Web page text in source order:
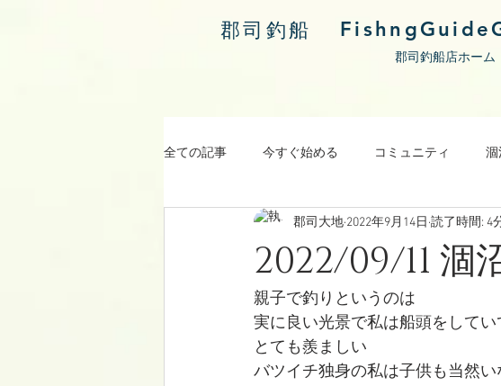
郡司釣船
郡司釣船店ホーム
全ての記事 今すぐ始める コミュニティ 涸
涸沼川釣果報告
2022/09/11 涸
郡司大地 2022年9月14日 読了時間: 4
親子で釣りというのは
実に良い光景で私は船頭をしてい
とても羨ましい
バツイチ独身の私は子供も当然い